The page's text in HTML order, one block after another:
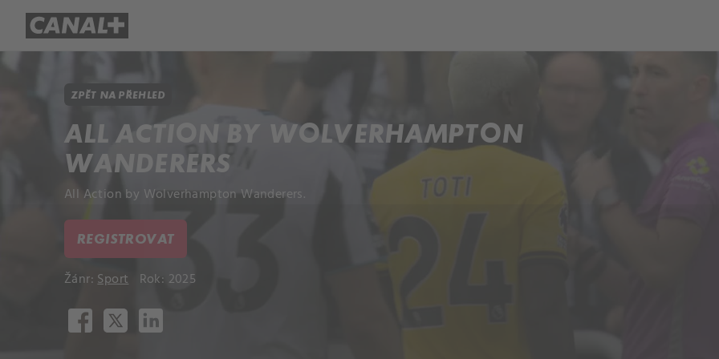
ZPĚT NA PŘEHLED
ALL ACTION BY WOLVERHAMPTON
WANDERERS
All Action by Wolverhampton Wanderers.
REGISTROVAT
Žánr:Sport Rok: 2025